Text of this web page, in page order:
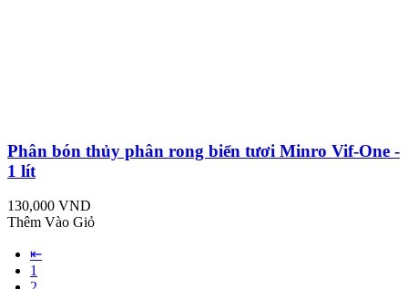
Phân bón thủy phân rong biển tươi Minro Vif-One -
1 lít
130,000 VND
Thêm Vào Giỏ
⇤
1